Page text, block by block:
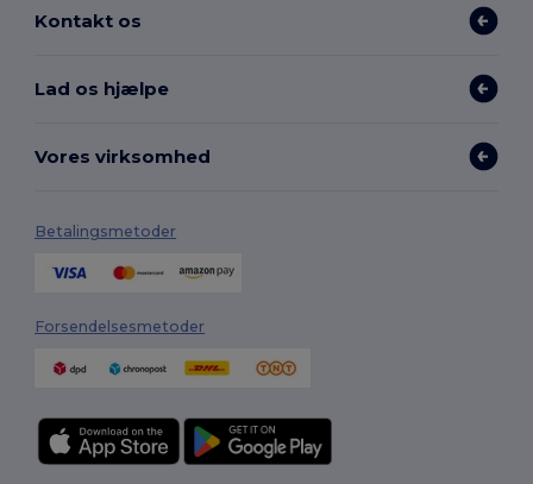
Kontakt os
Lad os hjælpe
Vores virksomhed
Betalingsmetoder
Forsendelsesmetoder